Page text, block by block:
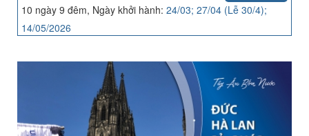
10 ngày 9 đêm, Ngày khởi hành: 24/03; 27/04 (Lễ 30/4);
14/05/2026